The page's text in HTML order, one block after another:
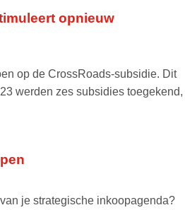
opnieuw
op de CrossRoads-subsidie. Dit
werden zes subsidies toegekend,
je strategische inkoopagenda?